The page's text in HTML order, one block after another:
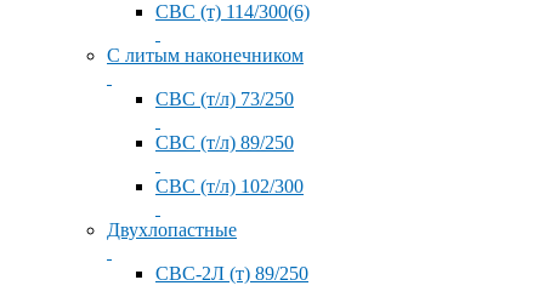
СВС (т) 114/300(6)
С литым наконечником
СВС (т/л) 73/250
СВС (т/л) 89/250
СВС (т/л) 102/300
Двухлопастные
СВС-2Л (т) 89/250